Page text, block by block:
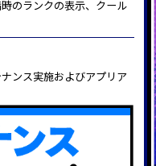
のランクの表示、クール
ンス実施およびアプリア